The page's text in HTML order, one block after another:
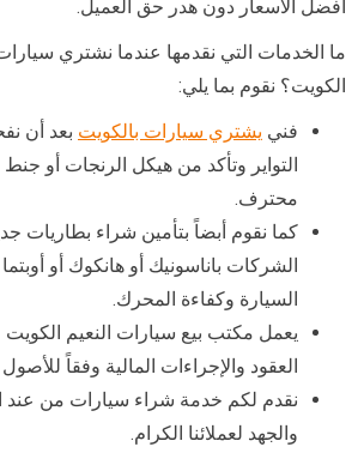
أفضل الأسعار دون هدر حق العميل.
ما الخدمات التي نقدمها عندما نشتري
الكويت؟ نقوم بما يلي:
فني يشتري سيارات بالكويت بعد أن
التواير وتأكد من هيكل الرنجات أو جنط
محترف.
كما نقوم أبضاً بتأمين شراء بطاريات
الشركات باناسونيك أو هانكوك أو
السيارة وكفاءة المحرك.
يعمل مكتب بيع سيارات النعيم
العقود والإجراءات المالية وفقاً للأصول
نقدم لكم خدمة شراء سيارات من عند
والجهد لعملائنا الكرام.